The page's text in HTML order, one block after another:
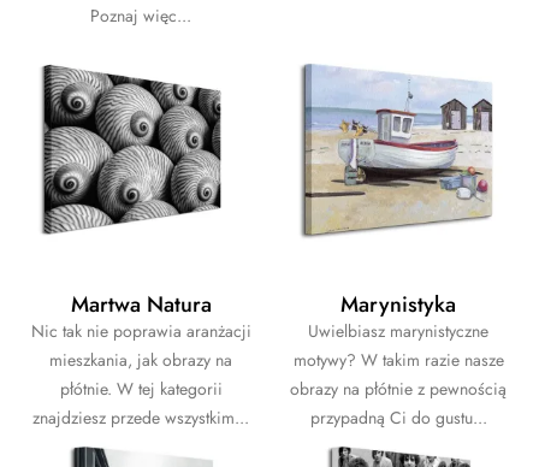
Poznaj więc...
Martwa Natura
Nic tak nie poprawia aranżacji
mieszkania, jak obrazy na
płótnie. W tej kategorii
znajdziesz przede wszystkim...
Marynistyka
Uwielbiasz marynistyczne
motywy? W takim razie nasze
obrazy na płótnie z pewnością
przypadną Ci do gustu...